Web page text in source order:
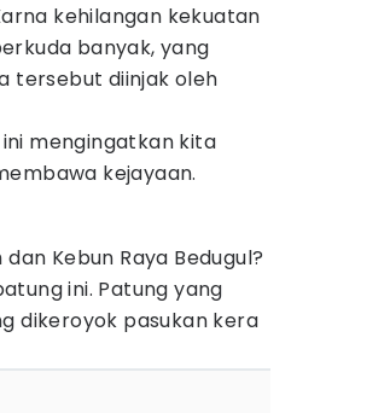
kehilangan kekuatan
banyak, yang
tersebut diinjak oleh
mengingatkan kita
kejayaan.
Kebun Raya Bedugul?
ini. Patung yang
dikeroyok pasukan kera